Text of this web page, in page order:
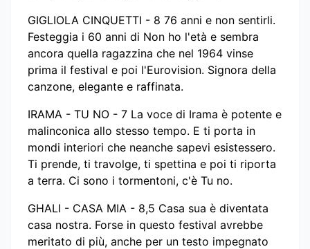
GIGLIOLA CINQUETTI - 8 76 anni e non sentirli.
Festeggia i 60 anni di Non ho l'età e sembra
ancora quella ragazzina che nel 1964 vinse
prima il festival e poi l'Eurovision. Signora della
canzone, elegante e raffinata.
IRAMA - TU NO - 7 La voce di Irama è potente e
malinconica allo stesso tempo. E ti porta in
mondi interiori che neanche sapevi esistessero.
Ti prende, ti travolge, ti spettina e poi ti riporta
a terra. Ci sono i tormentoni, c'è Tu no.
GHALI - CASA MIA - 8,5 Casa sua è diventata
casa nostra. Forse in questo festival avrebbe
meritato di più, anche per un testo impegnato